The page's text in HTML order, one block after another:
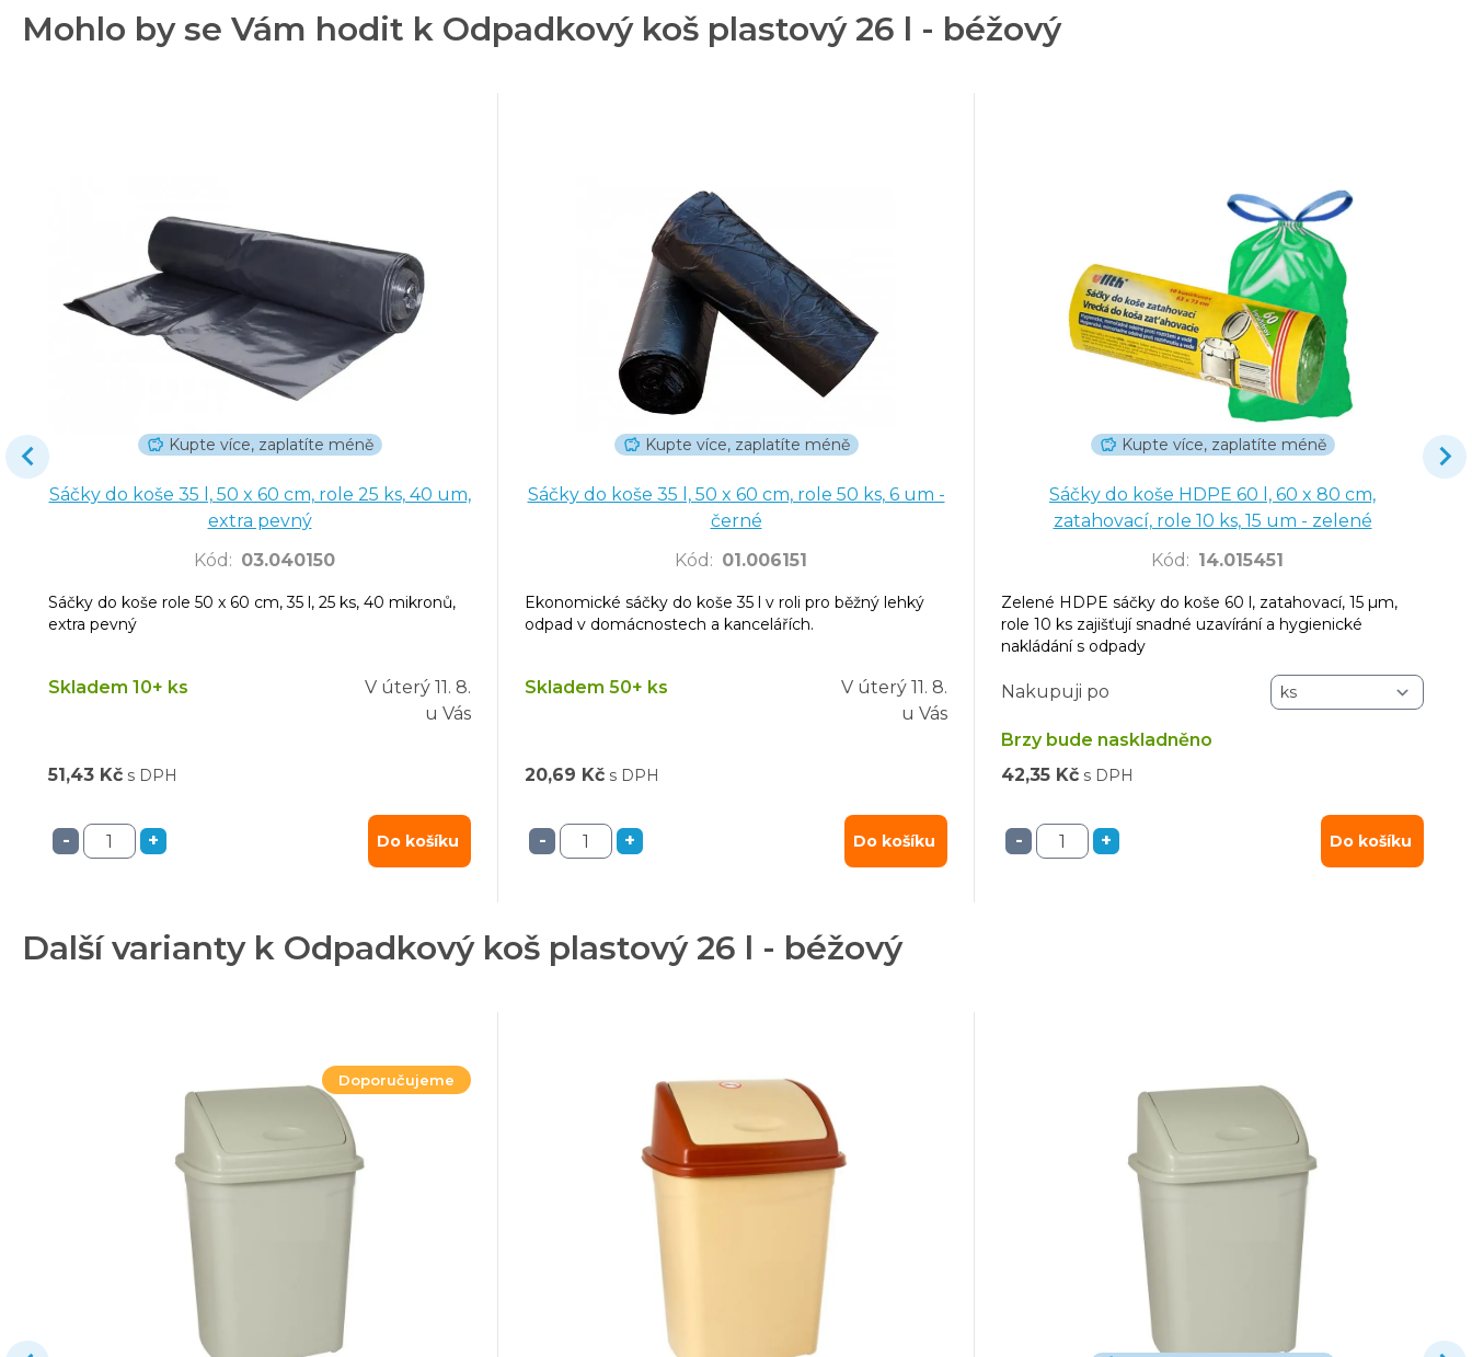
Mohlo by se Vám hodit k Odpadkový koš plastový 26 l - béžový
Kupte více, zaplatíte méně
Sáčky do koše 35 l, 50 x 60 cm, role 25 ks, 40 um,
extra pevný
Kód : 03.040150
Sáčky do koše role 50 x 60 cm, 35 l, 25 ks, 40 mikronů,
extra pevný
Skladem 10+ ks V úterý 11. 8.
u Vás
51,43 Kč s DPH
- + Do košíku
Kupte více, zaplatíte méně
Sáčky do koše 35 l, 50 x 60 cm, role 50 ks, 6 um -
černé
Kód : 01.006151
Ekonomické sáčky do koše 35 l v roli pro běžný lehký
odpad v domácnostech a kancelářích.
Skladem 50+ ks V úterý 11. 8.
u Vás
20,69 Kč s DPH
- + Do košíku
Kupte více, zaplatíte méně
Sáčky do koše HDPE 60 l, 60 x 80 cm,
zatahovací, role 10 ks, 15 um - zelené
Kód : 14.015451
Zelené HDPE sáčky do koše 60 l, zatahovací, 15 µm,
role 10 ks zajišťují snadné uzavírání a hygienické
nakládání s odpady
Nakupuji po
Brzy bude naskladněno
42,35 Kč s DPH
- + Do košíku
Další varianty k Odpadkový koš plastový 26 l - béžový
Doporučujeme